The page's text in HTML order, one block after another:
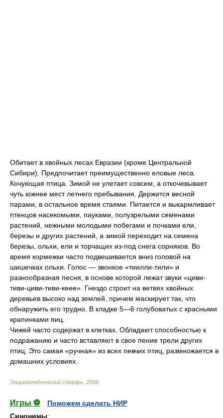
Обитает в хвойных лесах Евразии (кроме Центральной
Сибири). Предпочитает преимущественно еловые леса.
Кочующая птица. Зимой не улетает совсем, а откочевывает
чуть южнее мест летнего пребывания. Держится весной
парами, в остальное время стаями. Питается и выкармливает
птенцов насекомыми, пауками, полузрелыми семенами
растений, нежными молодыми побегами и почками ели,
березы и других растений, а зимой переходит на семена
березы, ольхи, ели и торчащих из-под снега сорняков. Во
время кормежки часто подвешивается вниз головой на
шишечках ольхи. Голос — звонкое «тиилли-тили» и
разнообразная песня, в основе которой лежат звуки «циви-
тиви-циви-тиви-кеее». Гнездо строит на ветвях хвойных
деревьев высоко над землей, причем маскирует так, что
обнаружить его трудно. В кладке 5—6 голубоватых с красными
крапинками яиц.
Чижей часто содержат в клетках. Обладают способностью к
подражанию и часто вставляют в свое пение трели других
птиц. Это самая «ручная» из всех певчих птиц, размножается в
домашних условиях.
Энциклопедический словарь 2009
Игры ⚽
Поможем сделать НИР
Синонимы: